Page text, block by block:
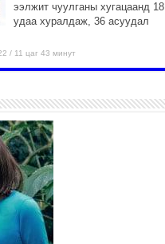
ээлжит чуулганы хугацаанд 18
удаа хуралдаж, 36 асуудал
/ 11 цаг 43 минут
боломжтой-Хүүхэд хөгжүүлэх
төв” байгуулах төсөлд төр,
түншлэлийн хүрээнд хамтран
байна
/ 9 цаг 28 минут
Б.Пүрэвдагва: “Урт цагаан”-ыг
залуучууд чөлөөт цагаа
өнгөрүүлдэг, жуулчид зорьж
ирдэг цэг болгоно